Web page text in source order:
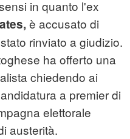
in quanto l'ex
è accusato di
rinviato a giudizio.
ha offerto una
chiedendo ai
a premier di
elettorale
austerità.